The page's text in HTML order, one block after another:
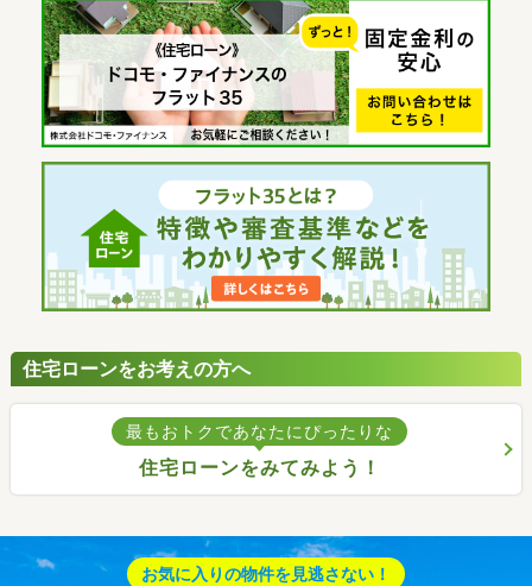
住宅ローンをお考えの方へ
最もおトクであなたにぴったりな
住宅ローンをみてみよう！
お気に入りの物件を見逃さない！